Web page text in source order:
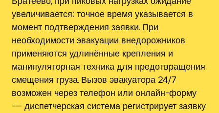
увеличивается; точное время указывается в
момент подтверждения заявки. При
необходимости эвакуации внедорожников
применяются удлинённые крепления и
манипуляторная техника для предотвращения
смещения груза. Вызов эвакуатора 24/7
возможен через телефон или онлайн-форму
— диспетчерская система регистрирует заявку